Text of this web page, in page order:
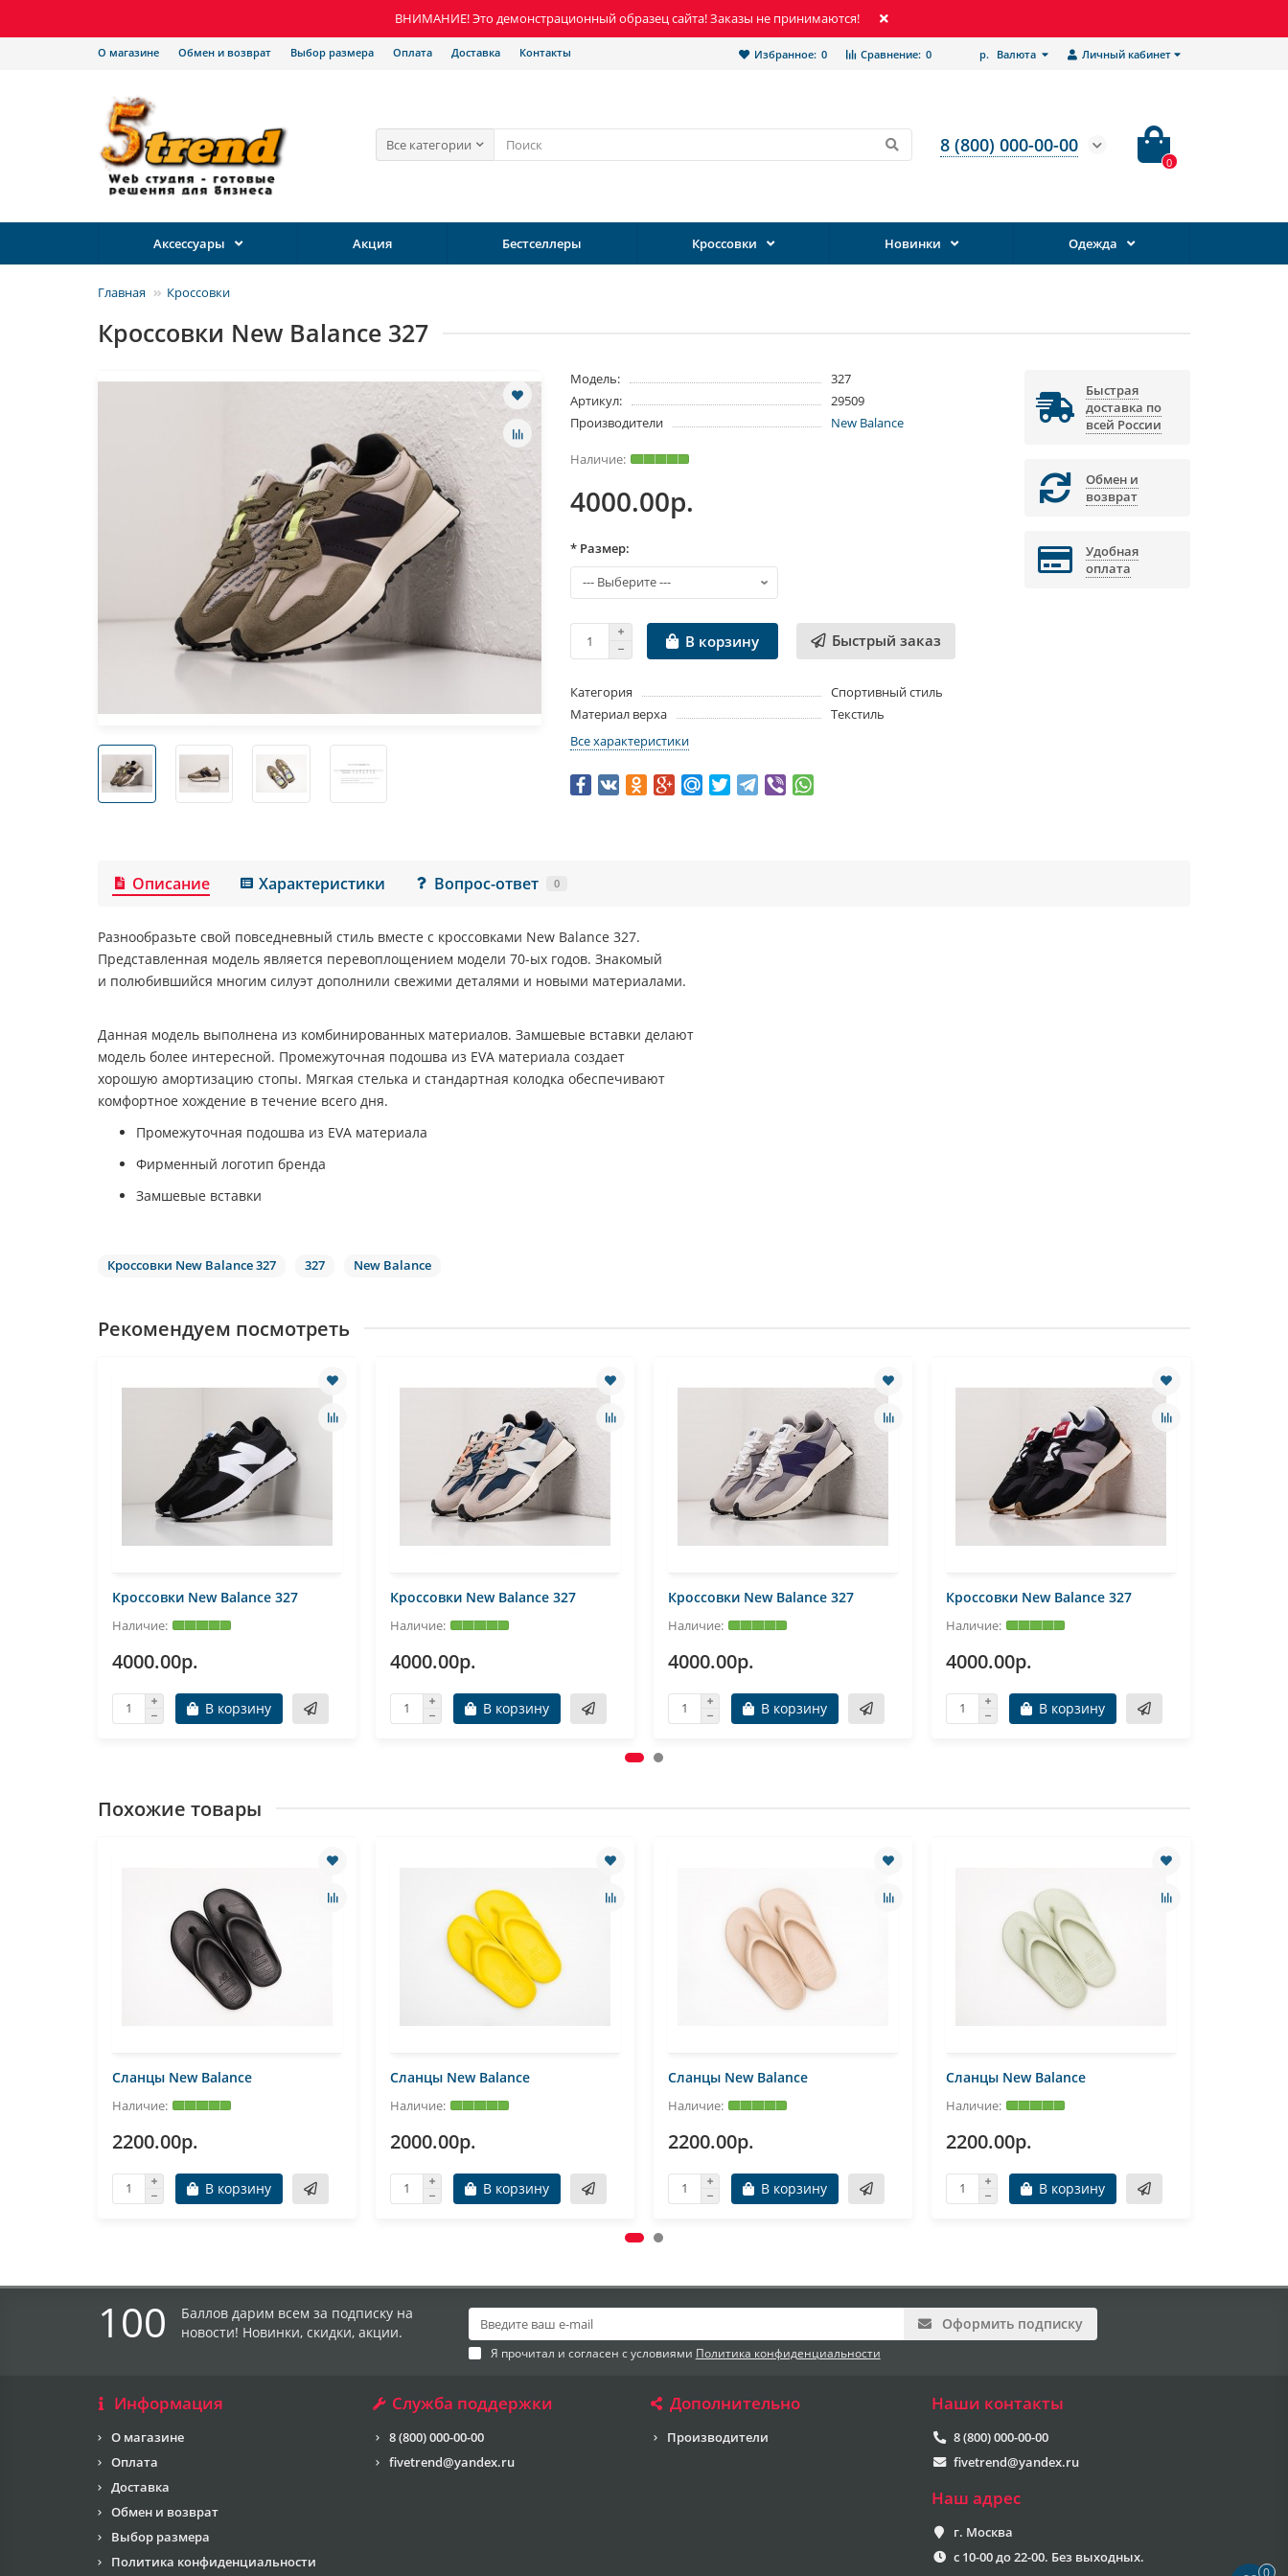
ВНИМАНИЕ! Это демонстрационный образец сайта! Заказы не принимаются!
Личный кабинет
р. Валюта
Сравнение: 0
Избранное: 0
О магазине Обмен и возврат Выбор размера Оплата Доставка Контакты
Все категории 8 (800) 000-00-00
0
Аксессуары Акция Бестселлеры Кроссовки Новинки Одежда
Главная Кроссовки
Кроссовки New Balance 327
Модель:
327
Артикул:
29509
Производители
New Balance
4000.00р.
* Размер:
В корзину Быстрый заказ
Категория
Спортивный стиль
Материал верха
Текстиль
Все характеристики
Быстрая
доставка по
всей России
Обмен и
возврат
Удобная
оплата
Описание Характеристики Вопрос-ответ 0
Разнообразьте свой повседневный стиль вместе с кроссовками New Balance 327.
Представленная модель является перевоплощением модели 70-ых годов. Знакомый
и полюбившийся многим силуэт дополнили свежими деталями и новыми материалами.
Данная модель выполнена из комбинированных материалов. Замшевые вставки делают
модель более интересной. Промежуточная подошва из EVA материала создает
хорошую амортизацию стопы. Мягкая стелька и стандартная колодка обеспечивают
комфортное хождение в течение всего дня.
Промежуточная подошва из EVA материала
Фирменный логотип бренда
Замшевые вставки
Кроссовки New Balance 327 327 New Balance
Рекомендуем посмотреть
Кроссовки New Balance 327
4000.00р.
В корзину
Кроссовки New Balance 327
4000.00р.
В корзину
Кроссовки New Balance 327
4000.00р.
В корзину
Кроссовки New Balance 327
4000.00р.
В корзину
Похожие товары
Сланцы New Balance
2200.00р.
В корзину
Сланцы New Balance
2000.00р.
В корзину
Сланцы New Balance
2200.00р.
В корзину
Сланцы New Balance
2200.00р.
В корзину
100
Баллов дарим всем за подписку на
новости! Новинки, скидки, акции.
Оформить подписку
Я прочитал и согласен с условиями Политика конфиденциальности
Информация
О магазине
Оплата
Доставка
Обмен и возврат
Выбор размера
Политика конфиденциальности
Служба поддержки
8 (800) 000-00-00
fivetrend@yandex.ru
Дополнительно
Производители
Наши контакты
8 (800) 000-00-00
fivetrend@yandex.ru
Наш адрес
г. Москва
с 10-00 до 22-00. Без выходных.
0